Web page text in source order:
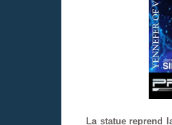
La statue reprend